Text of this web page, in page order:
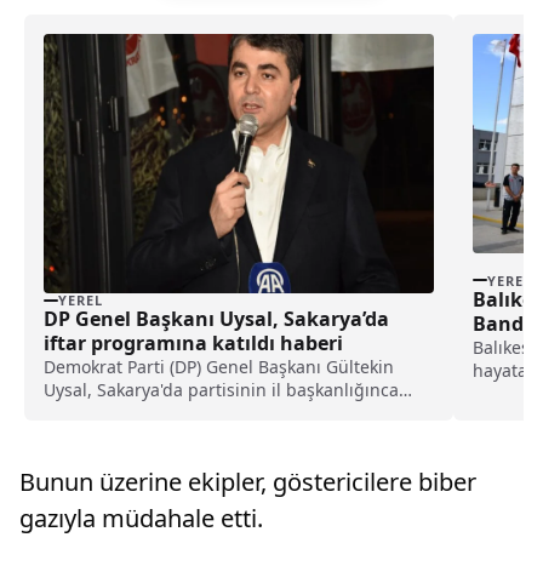
YEREL
DP Genel Başkanı Uysal, Sakarya’da
iftar programına katıldı haberi
Demokrat Parti (DP) Genel Başkanı Gültekin
Uysal, Sakarya'da partisinin il başkanlığınca
başı dik siy...
YEREL
hayata
Bunun üzerine ekipler, göstericilere biber
gazıyla müdahale etti.